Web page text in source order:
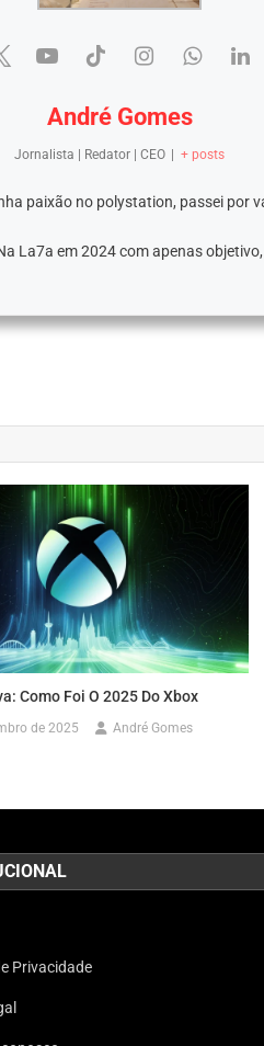
André Gomes
Jornalista | Redator | CEO + posts
paixão no polystation, passei por
La7a em 2024 com apenas
Como Foi O 2025 Do Xbox
de 2025 André Gomes
Privacidade